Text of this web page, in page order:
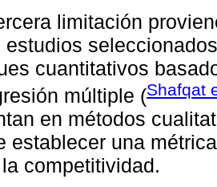
limitación
estudios
cuantitativos
múltiple (Shafqat
en métodos
establecer una
competitividad.